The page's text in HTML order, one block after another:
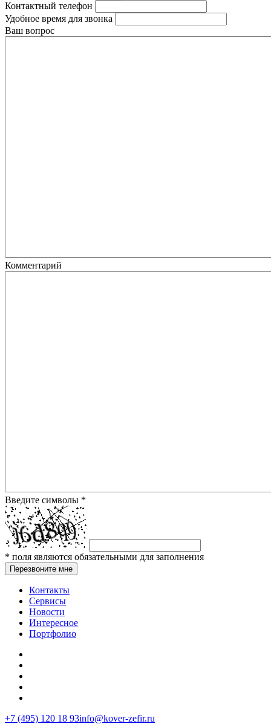
Контактный телефон
Удобное время для звонка
Ваш вопрос
Комментарий
Введите символы *
* поля являются обязательными для заполнения
Перезвоните мне
Контакты
Сервисы
Новости
Интересное
Портфолио
+7 (495) 120 18 93info@kover-zefir.ru